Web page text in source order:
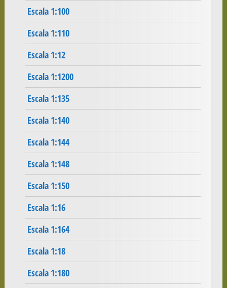
Escala 1:100
Escala 1:110
Escala 1:12
Escala 1:1200
Escala 1:135
Escala 1:140
Escala 1:144
Escala 1:148
Escala 1:150
Escala 1:16
Escala 1:164
Escala 1:18
Escala 1:180